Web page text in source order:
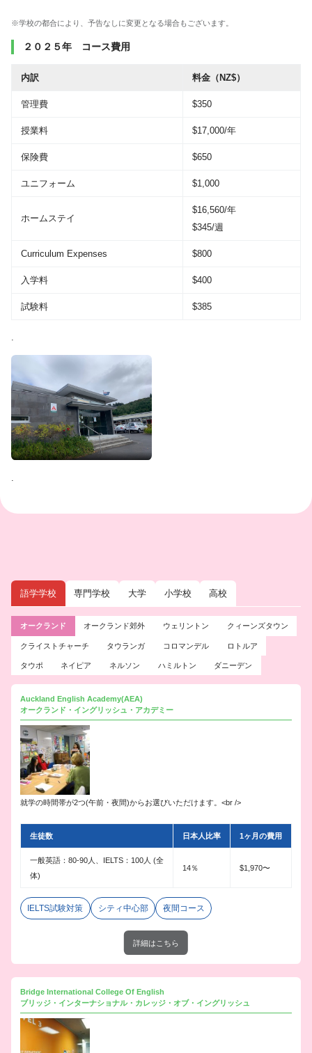
※学校の都合により、予告なしに変更となる場合もございます。
２０２５年 コース費用
内訳 料金（NZ$）
管理費 $350
授業料 $17,000/年
保険費 $650
ユニフォーム $1,000
ホームステイ
$16,560/年
$345/週
Curriculum Expenses $800
入学料 $400
試験料 $385
.
.
語学学校 専門学校 大学 小学校 高校
オークランド オークランド郊外 ウェリントン クィーンズタウン
クライストチャーチ タウランガ コロマンデル ロトルア
タウポ ネイピア ネルソン ハミルトン ダニーデン
Auckland English Academy(AEA)
オークランド・イングリッシュ・アカデミー
就学の時間帯が2つ(午前・夜間)からお選びいただけます。<br />
生徒数 日本人比率 1ヶ月の費用
一般英語：80-90人、IELTS：100人 (全
体)
14％ $1,970〜
IELTS試験対策 シティ中心部 夜間コース
詳細はこちら
Bridge International College Of English
ブリッジ・インターナショナル・カレッジ・オブ・イングリッシュ